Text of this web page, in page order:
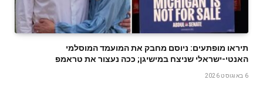
תיראו מופתעים: ניוסם מחבק את המועמד המוסלמי
האנטי-ישראלי שניצח במישיגן; ככה נעצור את טראמפ
6 באוגוסט 2026